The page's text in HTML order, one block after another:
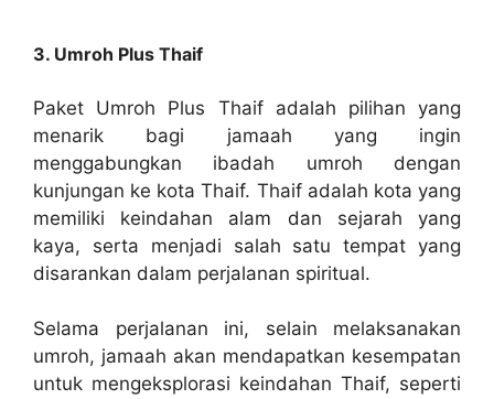
3. Umroh Plus Thaif
Paket Umroh Plus Thaif adalah pilihan yang
menarik bagi jamaah yang ingin
menggabungkan ibadah umroh dengan
kunjungan ke kota Thaif. Thaif adalah kota yang
memiliki keindahan alam dan sejarah yang
kaya, serta menjadi salah satu tempat yang
disarankan dalam perjalanan spiritual.
Selama perjalanan ini, selain melaksanakan
umroh, jamaah akan mendapatkan kesempatan
untuk mengeksplorasi keindahan Thaif, seperti